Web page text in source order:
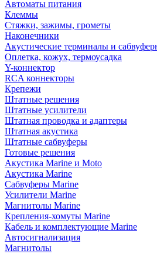
Автоматы питания
Клеммы
Стяжки, зажимы, грометы
Наконечники
Акустические терминалы и
Оплетка, кожух, термоусадка
Y-коннектор
RCA коннекторы
Крепежи
Штатные решения
Штатные усилители
Штатная проводка и адаптеры
Штатная акустика
Штатные сабвуферы
Готовые решения
Акустика Marine и Moto
Акустика Marine
Сабвуферы Marine
Усилители Marine
Магнитолы Marine
Крепления-хомуты Marine
Кабель и комплектующие Marine
Автосигнализация
Магнитолы